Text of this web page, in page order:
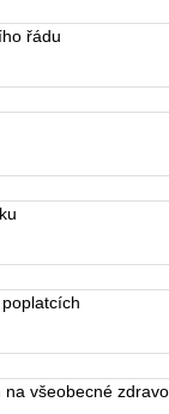
řádu
všeobecné